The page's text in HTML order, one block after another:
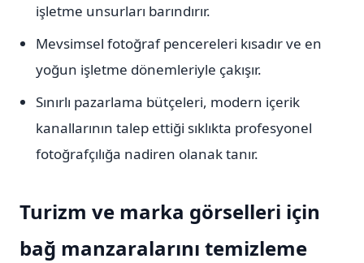
işletme unsurları barındırır.
Mevsimsel fotoğraf pencereleri kısadır ve en
yoğun işletme dönemleriyle çakışır.
Sınırlı pazarlama bütçeleri, modern içerik
kanallarının talep ettiği sıklıkta profesyonel
fotoğrafçılığa nadiren olanak tanır.
Turizm ve marka görselleri için
bağ manzaralarını temizleme